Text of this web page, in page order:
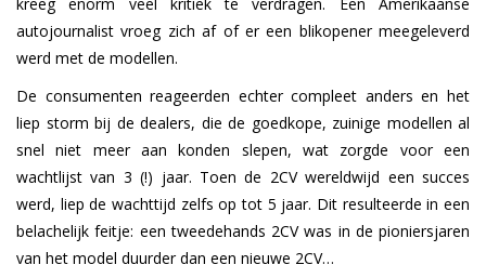
autojournalist vroeg zich af of er een blikopener meegeleverd
werd met de modellen.
De consumenten reageerden echter compleet anders en het
liep storm bij de dealers, die de goedkope, zuinige modellen al
snel niet meer aan konden slepen, wat zorgde voor een
wachtlijst van 3 (!) jaar. Toen de 2CV wereldwijd een succes
werd, liep de wachttijd zelfs op tot 5 jaar. Dit resulteerde in een
belachelijk feitje: een tweedehands 2CV was in de pioniersjaren
van het model duurder dan een nieuwe 2CV…